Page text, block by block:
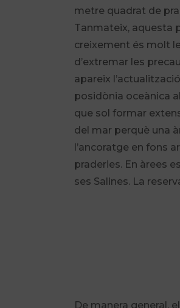
metre quadrat de
Tanmateix, aquesta
creixement és molt
d’extremar les
apareix
posidònia oceànica
que sol formar
del mar perquè una
l’ancoratge en fons
praderies. En àrees
ses Salines. La
De manera general,